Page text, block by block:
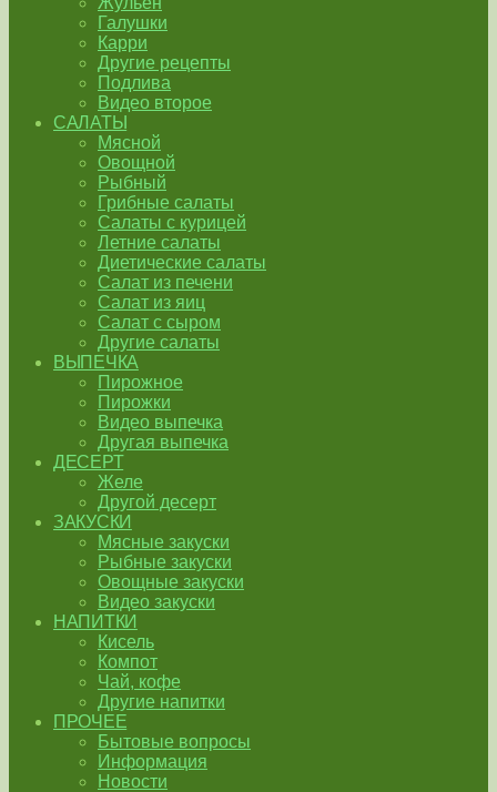
Галушки
Карри
Другие рецепты
Подлива
Видео второе
САЛАТЫ
Мясной
Овощной
Рыбный
Грибные салаты
Салаты с курицей
Летние салаты
Диетические салаты
Салат из печени
Салат из яиц
Салат с сыром
Другие салаты
ВЫПЕЧКА
Пирожное
Пирожки
Видео выпечка
Другая выпечка
ДЕСЕРТ
Желе
Другой десерт
ЗАКУСКИ
Мясные закуски
Рыбные закуски
Овощные закуски
Видео закуски
НАПИТКИ
Кисель
Компот
Чай, кофе
Другие напитки
ПРОЧЕЕ
Бытовые вопросы
Информация
Новости